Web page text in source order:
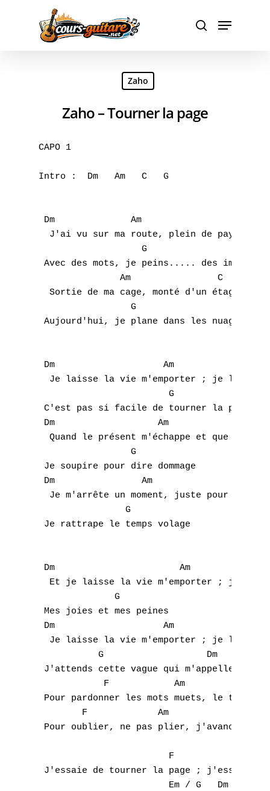
Hit enter to search or ESC to close
Zaho
Zaho – Tourner la page
CAPO 1
Intro :  Dm   Am   C   G
Dm              Am                 C
J'ai vu sur ma route, plein de
G
Avec des mots, je peins..... des
               Am                C
  Sortie de ma cage, monté d'un étage
                 G
Aujourd'hui, je plane dans les nuages
Dm                    Am
Je laisse la vie m'emporter ; je laisse
                        G
C'est pas si facile de tourner la page.
Dm                   Am
Quand le présent m'échappe et que le
                 G
Je soupire pour dire dommage
Dm                Am                   C
Je m'arrête un moment, juste pour une
                G
Je rattrape le temps volage
Dm                       Am
Et je laisse la vie m'emporter ; je
              G
Mes joies et mes peines
Dm                    Am
Je laisse la vie m'emporter ; je laisse
           G                   Dm
J'attends cette vague qui m'appelle
F            Am
Pour pardonner les mots muets, le temps
F             Am
Pour oublier, ne pas plier, j'avance
F
J'essaie de tourner la page ; j'essaie de
Em / G   Dm
A
B
D